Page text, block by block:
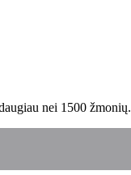
nei 1500 žmonių.